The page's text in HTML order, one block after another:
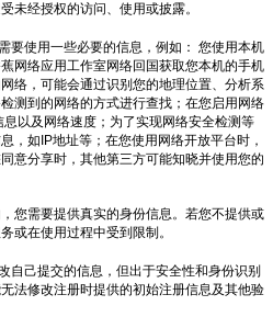
未经授权的访问、使用或披露。
要使用一些必要的信息，例如： 您使用本机
网络应用工作室网络回国获取您本机的手机
络，可能会通过识别您的地理位置、分析系
测到的网络的方式进行查找；在您启用网络
以及网络速度；为了实现网络安全检测等
，如IP地址等；在您使用网络开放平台时，
意分享时，其他第三方可能知晓并使用您的
您需要提供真实的身份信息。若您不提供或
或在使用过程中受到限制。
自己提交的信息，但出于安全性和身份识别
法修改注册时提供的初始注册信息及其他验